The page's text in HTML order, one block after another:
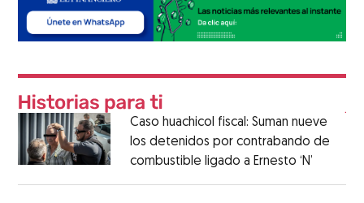
Caso huachicol fiscal: Suman nueve
los detenidos por contrabando de
combustible ligado a Ernesto ‘N’